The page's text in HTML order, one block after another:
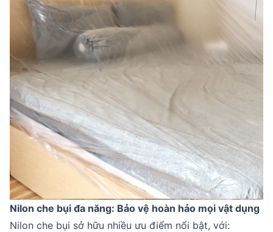
Nilon che bụi đa năng: Bảo vệ hoàn hảo mọi vật dụng
Nilon che bụi sở hữu nhiều ưu điểm nổi bật, với: